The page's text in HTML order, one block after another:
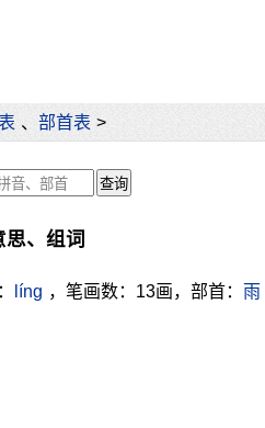
、 部首表 >
、组词
líng ，笔画数：13画，部首： 雨